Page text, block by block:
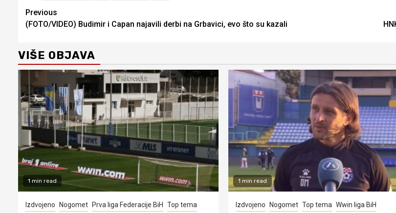
Continue
Reading
Previous
(FOTO/VIDEO) Budimir i Capan najavili derbi na Grbavici, evo što su kazali
VIŠE OBJAVA
1 min read
Izdvojeno Nogomet Prva liga Federacije BiH Top tema
1 min read
Izdvojeno Nogomet Top tema Wwin liga BiH